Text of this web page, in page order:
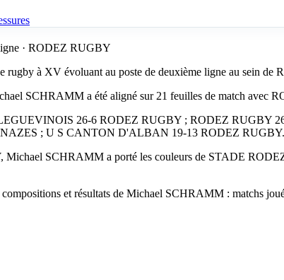
· RODEZ RUGBY
à XV évoluant au poste de deuxième ligne au sein de
SCHRAMM a été aligné sur 21 feuilles de match avec
LEGUEVINOIS 26-6 RODEZ RUGBY ; RODEZ
; U S CANTON D'ALBAN 19-13 RODEZ RUGBY.
SCHRAMM a porté les couleurs de STADE
et résultats de Michael SCHRAMM : matchs